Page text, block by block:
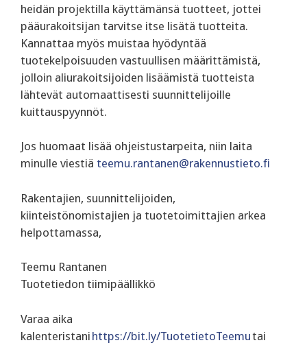
heidän projektilla käyttämänsä tuotteet, jottei
pääurakoitsijan tarvitse itse lisätä tuotteita.
Kannattaa myös muistaa hyödyntää
tuotekelpoisuuden vastuullisen määrittämistä,
jolloin aliurakoitsijoiden lisäämistä tuotteista
lähtevät automaattisesti suunnittelijoille
kuittauspyynnöt.
Jos huomaat lisää ohjeistustarpeita, niin laita
minulle viestiä teemu.rantanen@rakennustieto.fi
Rakentajien, suunnittelijoiden,
kiinteistönomistajien ja tuotetoimittajien arkea
helpottamassa,
Teemu Rantanen
Tuotetiedon tiimipäällikkö
Varaa aika
kalenteristani https://bit.ly/TuotetietoTeemutai